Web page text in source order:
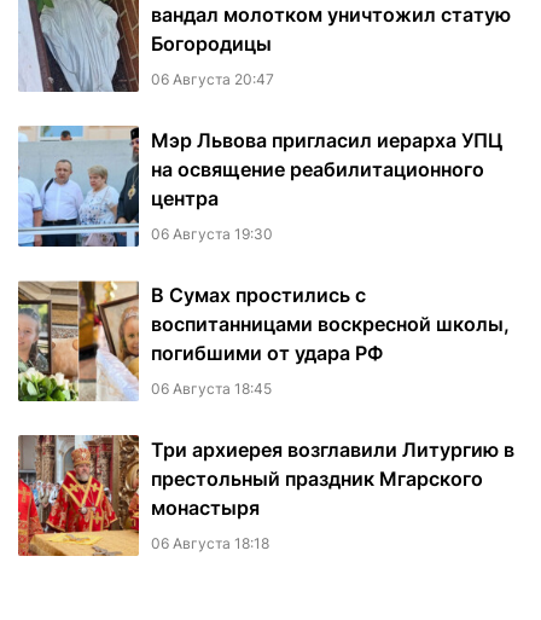
вандал молотком уничтожил статую
Богородицы
06 Августа 20:47
Мэр Львова пригласил иерарха УПЦ
на освящение реабилитационного
центра
06 Августа 19:30
В Сумах простились с
воспитанницами воскресной школы,
погибшими от удара РФ
06 Августа 18:45
Три архиерея возглавили Литургию в
престольный праздник Мгарского
монастыря
06 Августа 18:18